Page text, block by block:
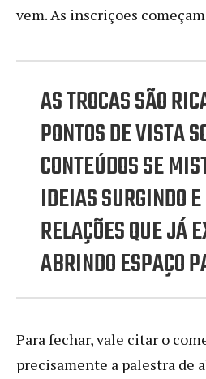
vem. As inscrições
AS TROCAS SÃO
PONTOS DE VISTA
CONTEÚDOS SE
IDEIAS SURGINDO
RELAÇÕES QUE JÁ
ABRINDO ESPAÇO
Para fechar, vale citar o
precisamente a palestra de